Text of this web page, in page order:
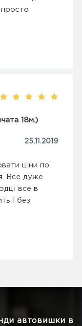
просто
18м.)
25.11.2019
ціни по
Все дуже
все в
і без
автовишки в